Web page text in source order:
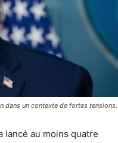
dans un contexte de fortes tensions.
lancé au moins quatre